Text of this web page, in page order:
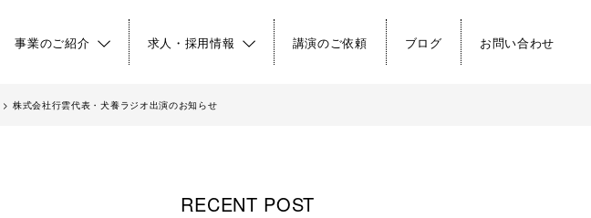
事業のご紹介 求人・採用情報 講演のご依頼 ブログ お問い合わせ
> 株式会社行雲代表・犬養ラジオ出演のお知らせ
RECENT POST